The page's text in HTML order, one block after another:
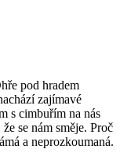
pod hradem
zajímavé
s cimbuřím na nás
se nám směje. Proč
a neprozkoumaná.